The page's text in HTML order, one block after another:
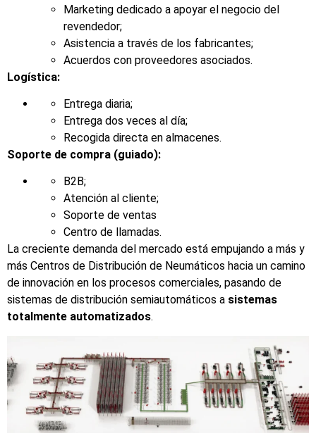
Marketing dedicado a apoyar el negocio del
revendedor;
Asistencia a través de los fabricantes;
Acuerdos con proveedores asociados.
Logística:
Entrega diaria;
Entrega dos veces al día;
Recogida directa en almacenes.
Soporte de compra (guiado):
B2B;
Atención al cliente;
Soporte de ventas
Centro de llamadas.
La creciente demanda del mercado está empujando a más y
más Centros de Distribución de Neumáticos hacia un camino
de innovación en los procesos comerciales, pasando de
sistemas de distribución semiautomáticos a sistemas
totalmente automatizados.